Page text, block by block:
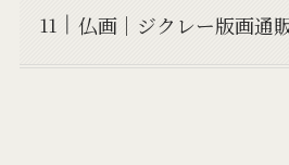
仏画｜ジクレー版画通